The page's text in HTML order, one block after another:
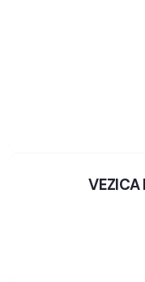
VEZICA